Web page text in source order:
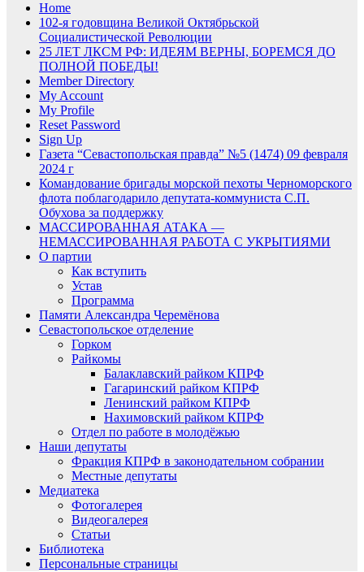
Home
102-я годовщина Великой Октябрьской
Социалистической Революции
25 ЛЕТ ЛКСМ РФ: ИДЕЯМ ВЕРНЫ, БОРЕМСЯ ДО
ПОЛНОЙ ПОБЕДЫ!
Member Directory
My Account
My Profile
Reset Password
Sign Up
Газета “Севастопольская правда” №5 (1474) 09 февраля
2024 г
Командование бригады морской пехоты Черноморского
флота поблагодарило депутата-коммуниста С.П.
Обухова за поддержку
МАССИРОВАННАЯ АТАКА —
НЕМАССИРОВАННАЯ РАБОТА С УКРЫТИЯМИ
О партии
Как вступить
Устав
Программа
Памяти Александра Черемёнова
Севастопольское отделение
Горком
Райкомы
Балаклавский райком КПРФ
Гагаринский райком КПРФ
Ленинский райком КПРФ
Нахимовский райком КПРФ
Отдел по работе в молодёжью
Наши депутаты
Фракция КПРФ в законодательном собрании
Местные депутаты
Медиатека
Фотогалерея
Видеогалерея
Статьи
Библиотека
Персональные страницы